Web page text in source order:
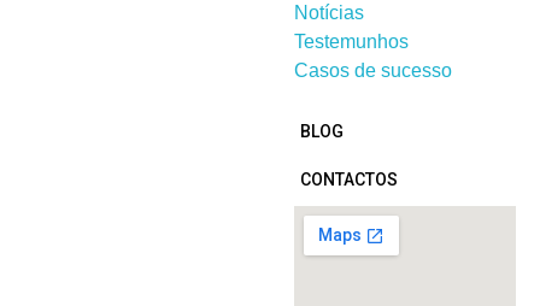
Notícias
Testemunhos
Casos de sucesso
BLOG
CONTACTOS